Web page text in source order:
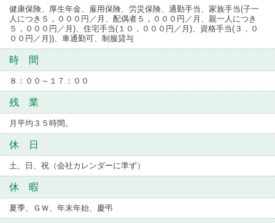
健康保険、厚生年金、雇用保険、労災保険、通勤手当、家族手当(子一
人につき５，０００円／月、配偶者５，０００円／月、親一人につき
５，０００円／月)、住宅手当(１０，０００円／月)、資格手当(３，０
００円／月))、車通勤可、制服貸与
時 間
８：００～１７：００
残 業
月平均３５時間。
休 日
土、日、祝（会社カレンダーに準ず）
休 暇
夏季、ＧＷ、年末年始、慶弔